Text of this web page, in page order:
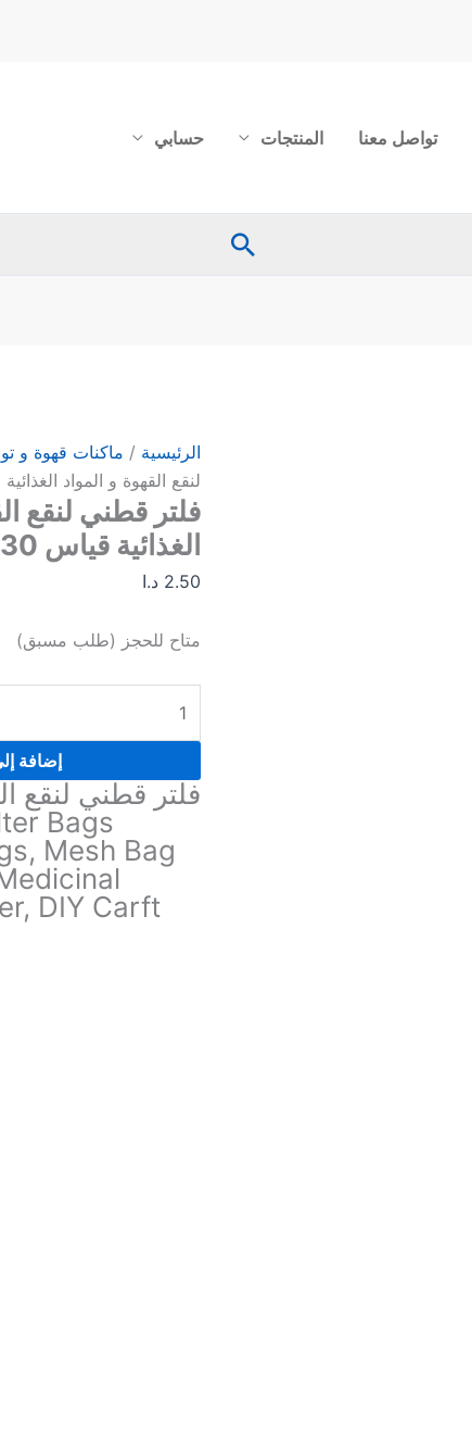
تواصل معنا المنتجات حسابي
البحث
الرئيسية / ماكنات قهوة و
لنقع القهوة و المواد الغذائية
فلتر قطني لنقع
الغذائية قياس 30*20 سم
2.50 د.ا
متاح للحجز (طلب مسبق)
لنقع
القهوة
و
المواد
الغذائية قياس
30*20
إضافة
فلتر قطني لنقع
Bags
Mesh Bag
DIY Carft